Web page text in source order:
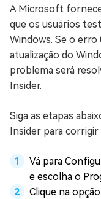
A Microsoft
que os usuários
Windows. Se o erro
atualização do
problema será
Insider.
Siga as etapas
Insider para
Vá para
e escolha o
Clique na